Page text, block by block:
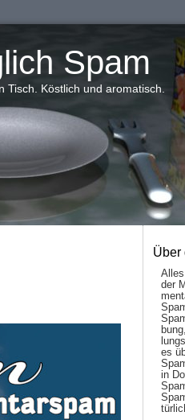
Spam
Köstlich und aromatisch.
Über
der
es
in